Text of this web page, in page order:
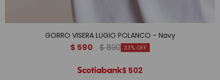
GORRO VISERA LUGIO POLANCO - Navy
$ 590 $890 33
$ 502